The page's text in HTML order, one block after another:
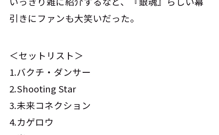
引きにファンも大笑いだった。
＜セットリスト＞
1.バクチ・ダンサー
2.Shooting Star
3.未来コネクション
4.カゲロウ